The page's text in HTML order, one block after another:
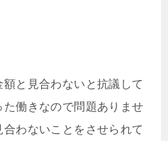
と見合わないと抗議して
働きなので問題ありませ
わないことをさせられて